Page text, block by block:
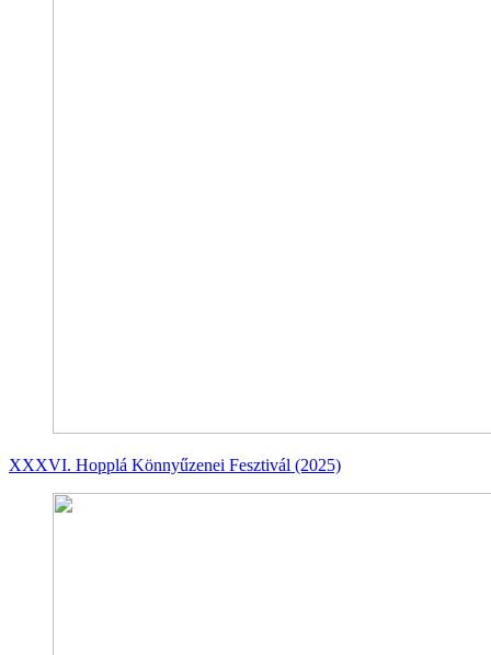
XXXVI. Hopplá Könnyűzenei Fesztivál (2025)